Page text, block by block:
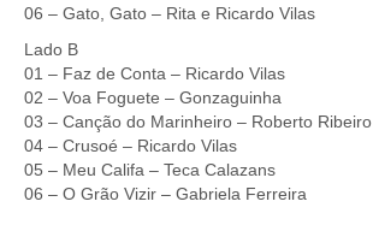
06 – Gato, Gato – Rita e Ricardo Vilas
Lado B
01 – Faz de Conta – Ricardo Vilas
02 – Voa Foguete – Gonzaguinha
03 – Canção do Marinheiro – Roberto Ribeiro
04 – Crusoé – Ricardo Vilas
05 – Meu Califa – Teca Calazans
06 – O Grão Vizir – Gabriela Ferreira